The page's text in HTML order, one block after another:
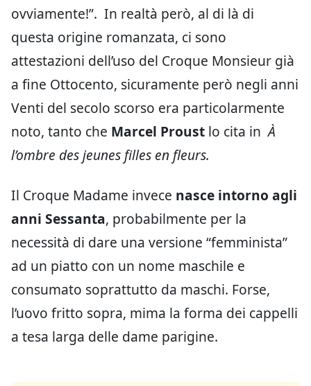
ovviamente!”. In realtà però, al di là di
questa origine romanzata, ci sono
attestazioni dell’uso del Croque Monsieur già
a fine Ottocento, sicuramente però negli anni
Venti del secolo scorso era particolarmente
noto, tanto che Marcel Proust lo cita inÀ
l’ombre des jeunes filles en fleurs.
Il Croque Madame invece nasce intorno agli
anni Sessanta, probabilmente per la
necessità di dare una versione “femminista”
ad un piatto con un nome maschile e
consumato soprattutto da maschi. Forse,
l’uovo fritto sopra, mima la forma dei cappelli
a tesa larga delle dame parigine.